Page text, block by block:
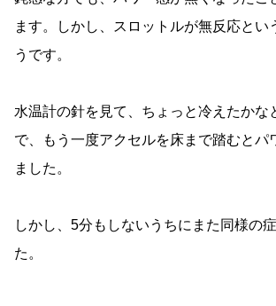
ます。しかし、スロットルが無反応とい
うです。
水温計の針を見て、ちょっと冷えたかな
で、もう一度アクセルを床まで踏むとパ
ました。
しかし、5分もしないうちにまた同様の
た。